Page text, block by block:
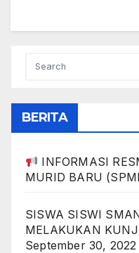
BERITA
INFORMASI
MURID BARU
SISWA SISWI
MELAKUKAN
September 30, 2022